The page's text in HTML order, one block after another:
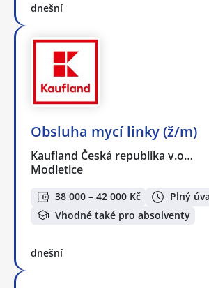
dnešní
Obsluha mycí linky (ž/m)
Kaufland Česká republika v.o…
Modletice
38 000 – 42 000 Kč
Plný
Vhodné také pro absolventy
dnešní